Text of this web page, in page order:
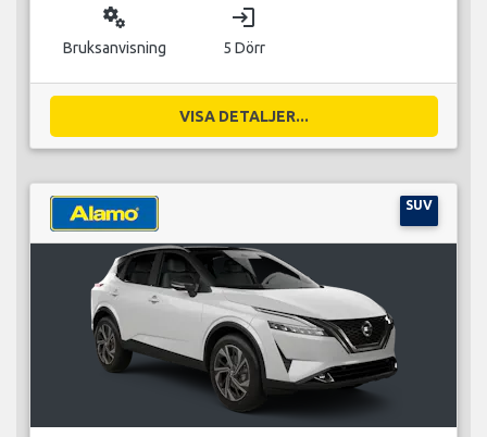
miscellaneous_services
Bruksanvisning
login
5 Dörr
VISA DETALJER...
SUV